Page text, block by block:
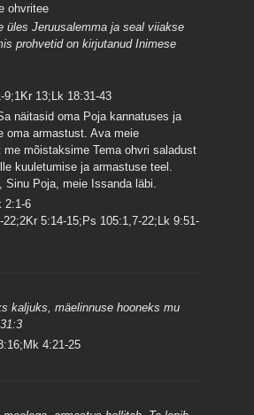
ohvritee
üles Jeruusalemma ja seal viiakse
prohvetid on kirjutanud Inimese
9;1Kr 13;Lk 18:31-43
näitasid oma Poja kannatuses ja
oma armastust. Ava meie
me mõistaksime Tema ohvri saladust
kuuletumise ja armastuse teel.
Sinu Poja, meie Issanda läbi.
2:1-6
5:14-15;Ps 105:1,7-22;Lk 9:51-
kaljuks, mäelinnuse hooneks mu
4:21-25